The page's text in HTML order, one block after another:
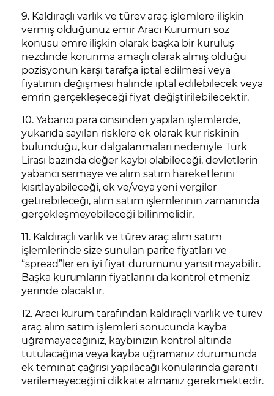
9. Kaldıraçlı varlık ve türev araç işlemlere ilişkin
vermiş olduğunuz emir Aracı Kurumun söz
konusu emre ilişkin olarak başka bir kuruluş
nezdinde korunma amaçlı olarak almış olduğu
pozisyonun karşı tarafça iptal edilmesi veya
fiyatının değişmesi halinde iptal edilebilecek veya
emrin gerçekleşeceği fiyat değiştirilebilecektir.
10. Yabancı para cinsinden yapılan işlemlerde,
yukarıda sayılan risklere ek olarak kur riskinin
bulunduğu, kur dalgalanmaları nedeniyle Türk
Lirası bazında değer kaybı olabileceği, devletlerin
yabancı sermaye ve alım satım hareketlerini
kısıtlayabileceği, ek ve/veya yeni vergiler
getirebileceği, alım satım işlemlerinin zamanında
gerçekleşmeyebileceği bilinmelidir.
11. Kaldıraçlı varlık ve türev araç alım satım
işlemlerinde size sunulan parite fiyatları ve
“spread”ler en iyi fiyat durumunu yansıtmayabilir.
Başka kurumların fiyatlarını da kontrol etmeniz
yerinde olacaktır.
12. Aracı kurum tarafından kaldıraçlı varlık ve türev
araç alım satım işlemleri sonucunda kayba
uğramayacağınız, kaybınızın kontrol altında
tutulacağına veya kayba uğramanız durumunda
ek teminat çağrısı yapılacağı konularında garanti
verilemeyeceğini dikkate almanız gerekmektedir.